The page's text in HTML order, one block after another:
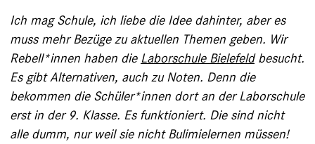
Ich mag Schule, ich liebe die Idee ­dahinter, aber es
muss mehr Bezüge zu aktuellen ­Themen geben. Wir
Rebell*innen haben die Laborschule Bielefeldbesucht.
Es gibt Alternativen, auch zu Noten. Denn die
bekommen die Schüler*innen dort an der Laborschule
erst in der 9. ­Klasse. Es funktioniert. Die sind nicht
alle dumm, nur weil sie nicht Bulimie­lernen müssen!